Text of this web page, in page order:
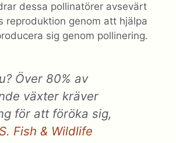
dessa pollinatörer avsevärt
reproduktion genom att hjälpa
sig genom pollinering.
Över 80% av
växter kräver
för att föröka sig,
Fish & Wildlife